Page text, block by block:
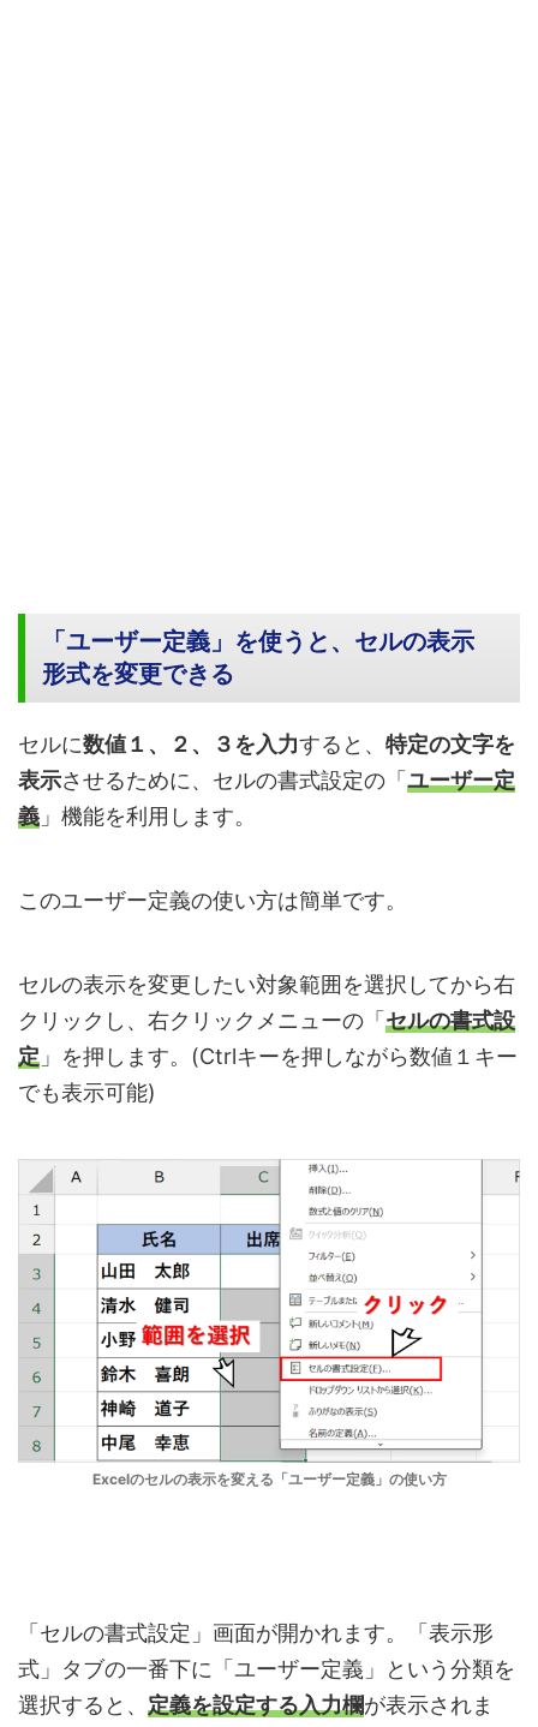
「ユーザー定義」を使うと、セルの表示
形式を変更できる
セルに数値１、２、３を入力すると、 特定の文字を
表示させるために、セルの書式設定の「 ユーザー定
義 」機能を利用します。
このユーザー定義の使い方は簡単です。
セルの表示を変更したい対象範囲を選択してから右
クリックし、右クリックメニューの「 セルの書式設
定 」を押します。(Ctrlキーを押しながら数値１キー
でも表示可能)
Excelのセルの表示を変える「ユーザー定義」の使い方
「セルの書式設定」画面が開かれます。「表示形
式」タブの一番下に「ユーザー定義」という分類を
選択すると、 定義を設定する入力欄が表示されま